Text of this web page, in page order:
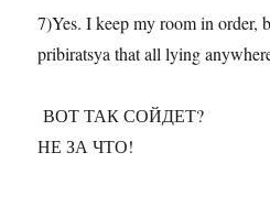
7)Yes. I keep my room in order,
pribiratsya that all lying
ВОТ ТАК СОЙДЕТ?
НЕ ЗА ЧТО!